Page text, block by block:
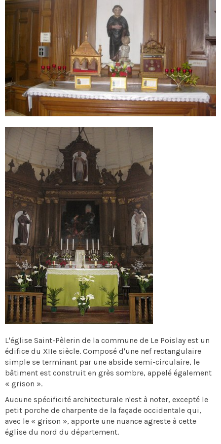
L'église Saint-Pèlerin de la commune de Le Poislay est un
édifice du XIIe siècle. Composé d'une nef rectangulaire
simple se terminant par une abside semi-circulaire, le
bâtiment est construit en grès sombre, appelé également
« grison ».
Aucune spécificité architecturale n'est à noter, excepté le
petit porche de charpente de la façade occidentale qui,
avec le « grison », apporte une nuance agreste à cette
église du nord du département.